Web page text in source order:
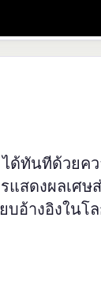
ด้ทันทีด้วยค
แสดงผลเศษ
บอ้างอิงในโ